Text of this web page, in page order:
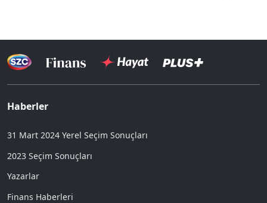
Haberler
31 Mart 2024 Yerel Seçim Sonuçları
2023 Seçim Sonuçları
Yazarlar
Finans Haberleri